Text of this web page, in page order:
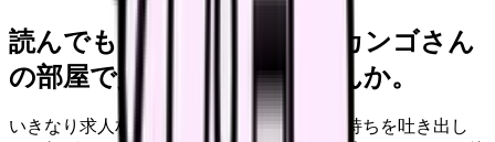
読んでもまだ苦しいなら、カンゴさん
の部屋で少し話してみませんか。
いきなり求人相談には進みません。今の気持ちを吐き出し